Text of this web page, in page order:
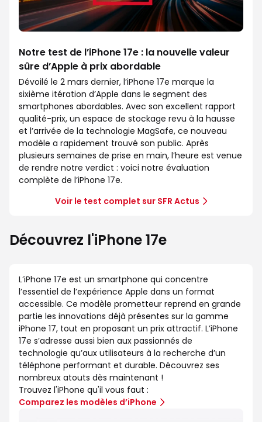
Notre test de l’iPhone 17e : la nouvelle valeur
sûre d’Apple à prix abordable
Dévoilé le 2 mars dernier, l’iPhone 17e marque la
sixième itération d’Apple dans le segment des
smartphones abordables. Avec son excellent rapport
qualité-prix, un espace de stockage revu à la hausse
et l’arrivée de la technologie MagSafe, ce nouveau
modèle a rapidement trouvé son public. Après
plusieurs semaines de prise en main, l’heure est venue
de rendre notre verdict : voici notre évaluation
complète de l’iPhone 17e.
Voir le test complet sur SFR Actus
Découvrez l'iPhone 17e
L’iPhone 17e est un smartphone qui concentre
l’essentiel de l’expérience Apple dans un format
accessible. Ce modèle prometteur reprend en grande
partie les innovations déjà présentes sur la gamme
iPhone 17, tout en proposant un prix attractif. L’iPhone
17e s’adresse aussi bien aux passionnés de
technologie qu’aux utilisateurs à la recherche d’un
téléphone performant et durable. Découvrez ses
nombreux atouts dès maintenant !
Trouvez l'iPhone qu'il vous faut :
Comparez les modèles d’iPhone